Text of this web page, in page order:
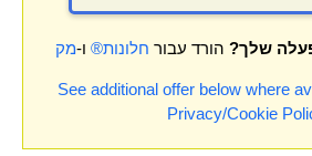
שלך? הורד עבור חלונות® ו-
See additional offer below where
Privacy/Cookie